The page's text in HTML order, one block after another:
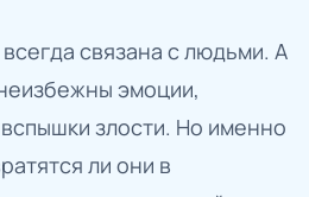
связана с людьми. А
эмоции,
злости. Но именно
ли они в